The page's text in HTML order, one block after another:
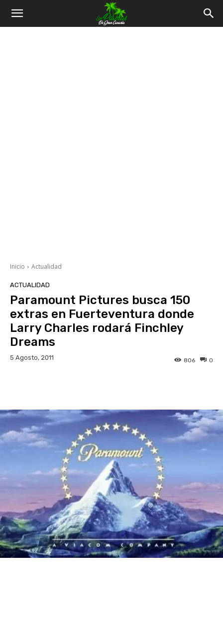
Inicio Actualidad
ACTUALIDAD
Paramount Pictures busca 150
extras en Fuerteventura donde
Larry Charles rodará Finchley
Dreams
5 Agosto, 2011 0
806